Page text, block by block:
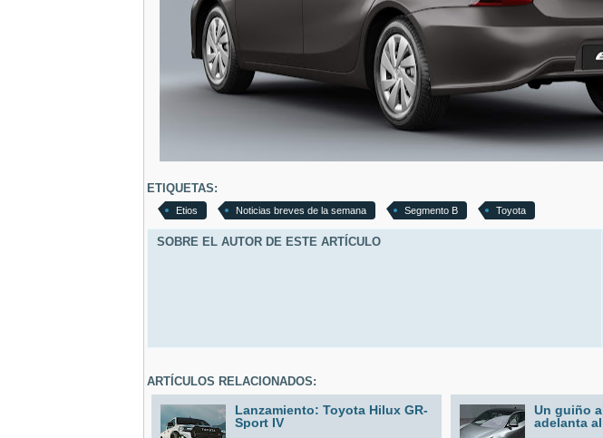
ETIQUETAS:
Etios Noticias breves de la semana Segmento B Toyota
SOBRE EL AUTOR DE ESTE ARTÍCULO
ARTÍCULOS RELACIONADOS:
Lanzamiento: Toyota Hilux GR-
Sport IV
Un guiño
adelanta